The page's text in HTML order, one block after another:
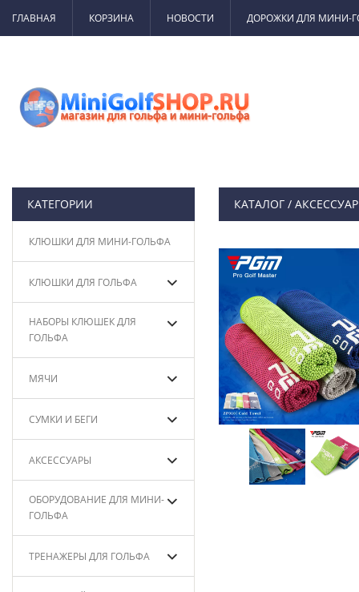
ГЛАВНАЯ КОРЗИНА НОВОСТИ ДОРОЖКИ ДЛЯ МИНИ-
КАТЕГОРИИ
КЛЮШКИ ДЛЯ МИНИ-ГОЛЬФА
КЛЮШКИ ДЛЯ ГОЛЬФА
НАБОРЫ КЛЮШЕК ДЛЯ
ГОЛЬФА
МЯЧИ
СУМКИ И БЕГИ
АКСЕССУАРЫ
ОБОРУДОВАНИЕ ДЛЯ МИНИ-
ГОЛЬФА
ТРЕНАЖЕРЫ ДЛЯ ГОЛЬФА
КАТАЛОГ/